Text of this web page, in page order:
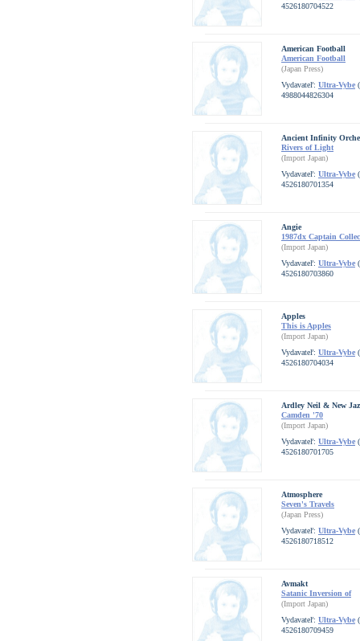
4526180704522
American Football
American Football
(Japan Press)
Vydavateľ: Ultra-Vybe
4988044826304
Ancient Infinity
Rivers of Light
(Import Japan)
Vydavateľ: Ultra-Vybe
4526180701354
Angie
1987dx Captain
(Import Japan)
Vydavateľ: Ultra-Vybe
4526180703860
Apples
This is Apples
(Import Japan)
Vydavateľ: Ultra-Vybe
4526180704034
Ardley Neil & New
Camden '70
(Import Japan)
Vydavateľ: Ultra-Vybe
4526180701705
Atmosphere
Seven's Travels
(Japan Press)
Vydavateľ: Ultra-Vybe
4526180718512
Avmakt
Satanic Inversion of
(Import Japan)
Vydavateľ: Ultra-Vybe
4526180709459